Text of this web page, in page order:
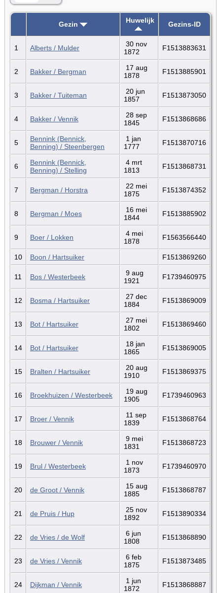
Gezin Huwelijk Gezins-ID
1 Alberts / Mulder
30 nov
1872
F1513883631
2 Bakker / Bergman
17 aug
1878
F1513885901
3 Bakker / Tuiteman
20 jun
1857
F1513873050
4 Bakker / Vennik
28 sep
1845
F1513868686
5
Bennink (Bennick,
Benning) / Steenbergen
1 jan
1777
F1513870716
6
Bennink (Bennick,
Benning) / Stelling
4 mrt
1813
F1513868731
7 Bergman / Horstra
22 mei
1875
F1513874352
8 Bergman / Moes
16 mei
1844
F1513885902
9 Boer / Lokken
4 mei
1878
F1563566440
10 Boon / Hartsuiker F1513869260
11 Bos / Westerbeek
9 aug
1921
F1739460975
12 Bosma / Hartsuiker
27 dec
1884
F1513869009
13 Bot / Hartsuiker
27 mei
1802
F1513869460
14 Bot / Hartsuiker
18 jan
1865
F1513869005
15 Bralten / Hartsuiker
20 aug
1910
F1513869375
16 Broekhuizen / Westerbeek
19 aug
1905
F1739460963
17 Broer / Vennik
11 sep
1839
F1513868764
18 Brouwer / Vennik
9 mei
1831
F1513868723
19 Brul / Westerbeek
1 nov
1873
F1739460970
20 de Groot / Vennik
15 aug
1885
F1513868787
21 de Pruis / Hup
25 nov
1892
F1513890334
22 de Vries / de Wolf
6 jun
1808
F1513868890
23 de Vries / Vennik
6 feb
1875
F1513873485
24 Dijkman / Vennik
1 jun
1872
F1513868887